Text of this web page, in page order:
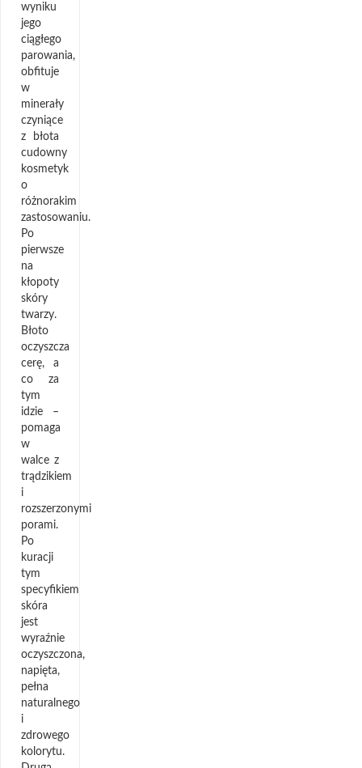
wyniku
jego
ciągłego
parowania,
obfituje
w
minerały
czyniące
z błota
cudowny
kosmetyk
o
różnorakim
zastosowaniu.
Po
pierwsze
na
kłopoty
skóry
twarzy.
Błoto
oczyszcza
cerę, a
co za
tym
idzie –
pomaga
w
walce z
trądzikiem
i
rozszerzonymi
porami.
Po
kuracji
tym
specyfikiem
skóra
jest
wyraźnie
oczyszczona,
napięta,
pełna
naturalnego
i
zdrowego
kolorytu.